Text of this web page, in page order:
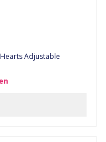
Hearts Adjustable